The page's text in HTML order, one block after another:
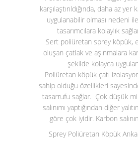
karşılaştırıldığında, daha az yer
uygulanabilir olması nedeni
tasarımcılara kolaylık
Sert poliüretan sprey köpük,
oluşan çatlak ve aşınmalara
şekilde kolayca
Poliüretan köpük çatı
sahip olduğu özellikleri
tasarrufu sağlar. Çok düşük
salınımı yaptığından diğer
göre çok iyidir. Karbon
Sprey Poliüretan Köpük